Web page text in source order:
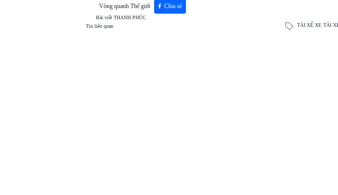
Vòng quanh Thế giới Chia sẻ
Bài viết THANH PHÚC
Tin liên quan
TÀI XẾ XE TÀI